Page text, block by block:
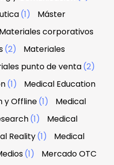
(1)
Máster
Materiales corporativos
(2)
Materiales
punto de venta(2)
(1)
Medical Education
y Offline(1)
Medical
(1)
Medical
Reality(1)
Medical
(1)
Mercado OTC